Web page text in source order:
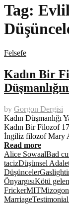
Tag:
Felsefe
Kadın Bir
by Gorgon Dergisi
Kadın Düşmanlığı
Kadın Bir Filozof
İngiliz filozof Mary
Read more
Alice SowaalBad
tacizDüşünsel
Düşünceler
ÖnyargısıKötü
FrickerMIT
Marriage